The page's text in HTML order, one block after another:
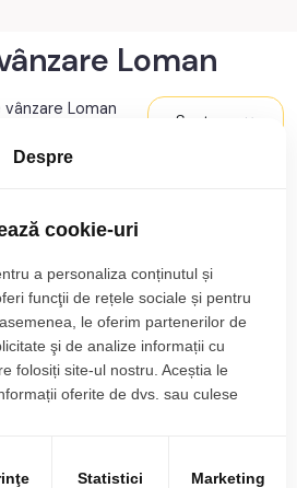
Loman
Loman
Sortare
Despre
cookie-uri
a personaliza conținutul și
funcţii de rețele sociale și pentru
le oferim partenerilor de
şi de analize informații cu
folosiți site-ul nostru. Aceștia le
oferite de dvs. sau culese
Statistici Marketing